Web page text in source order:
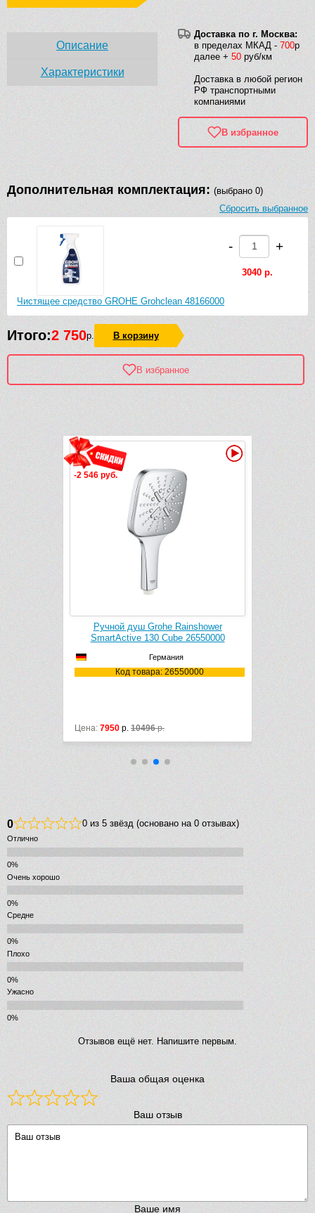
Доставка по г. Москва:
в пределах МКАД - 700р
далее + 50 руб/км
Доставка в любой регион
РФ транспортными
компаниями
В избранное
Описание
Характеристики
Дополнительная комплектация: (выбрано 0)
Сбросить выбранное
Чистящее средство GROHE Grohclean 48166000
- +
3040 р.
Итого:2 750р. В корзину
В избранное
Видео
-2 546 руб.
Ручной душ Grohe Rainshower
SmartActive 130 Cube 26550000
Германия
Код товара: 26550000
Цена: 7950 р. 10496р.
0 0 из 5 звёзд (основано на 0 отзывах)
Отлично
Очень хорошо
Средне
Плохо
Ужасно
Отзывов ещё нет. Напишите первым.
Ваша общая оценка
Ваш отзыв
Ваше имя